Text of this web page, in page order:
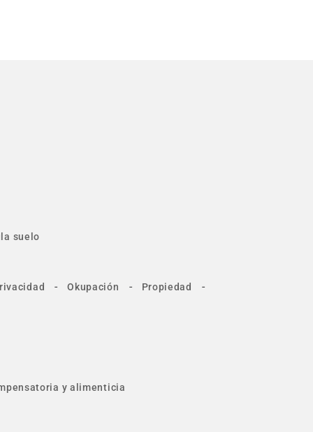
suelo
- Okupación - Propiedad -
y alimenticia